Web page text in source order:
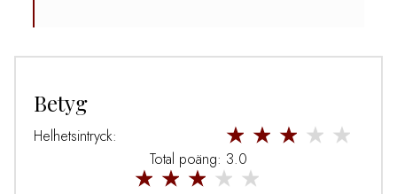
Betyg
Helhetsintryck:
Total poäng: 3.0